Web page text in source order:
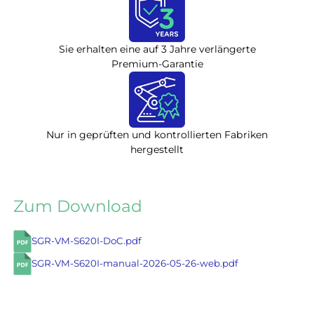
Sie erhalten eine auf 3 Jahre verlängerte
Premium-Garantie
Nur in geprüften und kontrollierten Fabriken
hergestellt
Zum Download
SGR-VM-S620I-DoC.pdf
SGR-VM-S620I-manual-2026-05-26-web.pdf